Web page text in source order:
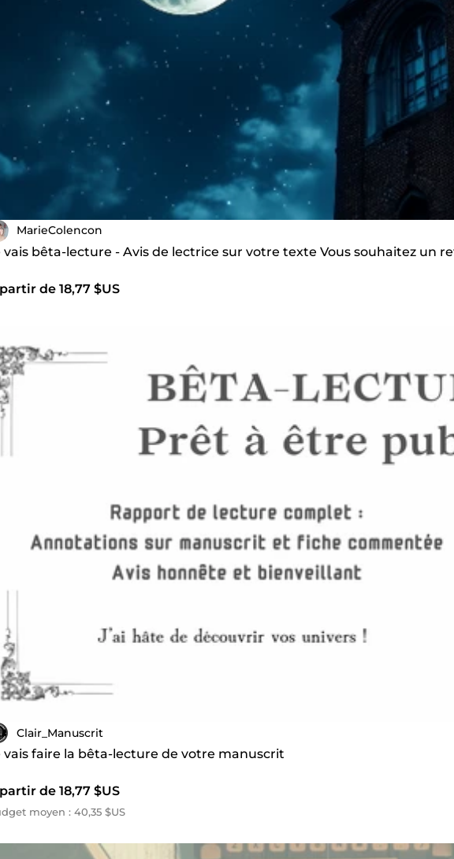
MarieColencon
vais bêta-lecture - Avis de lectrice sur votre texte Vous souhaitez un
de 18,77 $US
Clair_Manuscrit
vais faire la bêta-lecture de votre manuscrit
de 18,77 $US
moyen : 40,35 $US